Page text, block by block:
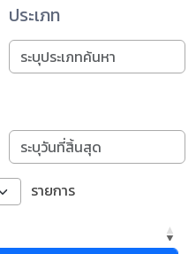
ประเภท
รายการ